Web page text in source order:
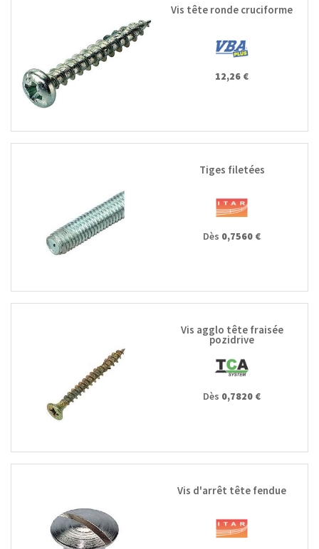
Vis tête ronde cruciforme
12,26 €
Tiges filetées
Dès 0,7560 €
Vis agglo tête fraisée
pozidrive
Dès 0,7820 €
Vis d'arrêt tête fendue